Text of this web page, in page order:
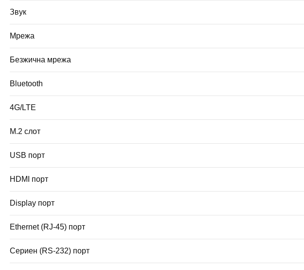
Звук
Мрежа
Безжична мрежа
Bluetooth
4G/LTE
M.2 слот
USB порт
HDMI порт
Display порт
Ethernet (RJ-45) порт
Сериен (RS-232) порт